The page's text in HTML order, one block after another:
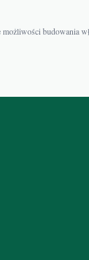
budowania